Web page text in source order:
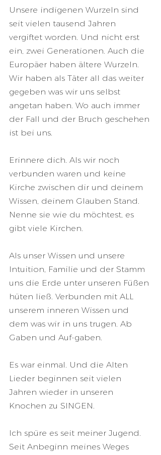
Unsere indigenen Wurzeln sind
seit vielen tausend Jahren
vergiftet worden. Und nicht erst
ein, zwei Generationen. Auch die
Europäer haben ältere Wurzeln.
Wir haben als Täter all das weiter
gegeben was wir uns selbst
angetan haben. Wo auch immer
der Fall und der Bruch geschehen
ist bei uns.
Erinnere dich. Als wir noch
verbunden waren und keine
Kirche zwischen dir und deinem
Wissen, deinem Glauben Stand.
Nenne sie wie du möchtest, es
gibt viele Kirchen.
Als unser Wissen und unsere
Intuition, Familie und der Stamm
uns die Erde unter unseren Füßen
hüten ließ. Verbunden mit ALL
unserem inneren Wissen und
dem was wir in uns trugen. Ab
Gaben und Auf-gaben.
Es war einmal. Und die Alten
Lieder beginnen seit vielen
Jahren wieder in unseren
Knochen zu SINGEN.
Ich spüre es seit meiner Jugend.
Seit Anbeginn meines Weges